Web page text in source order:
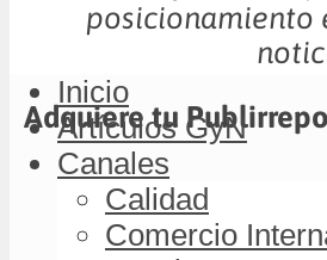
posicionamiento
Adquiere tu
Inicio
Artículos GyN
Canales
Calidad
Comercio